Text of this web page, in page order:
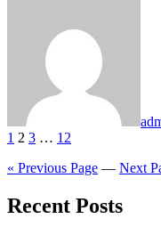
Posts
pagination
1 2 3 … 12
« Previous Page — Next
Recent Posts